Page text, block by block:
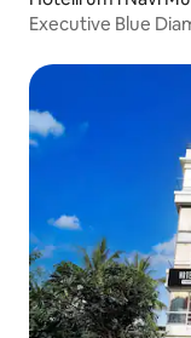
Executive Blue